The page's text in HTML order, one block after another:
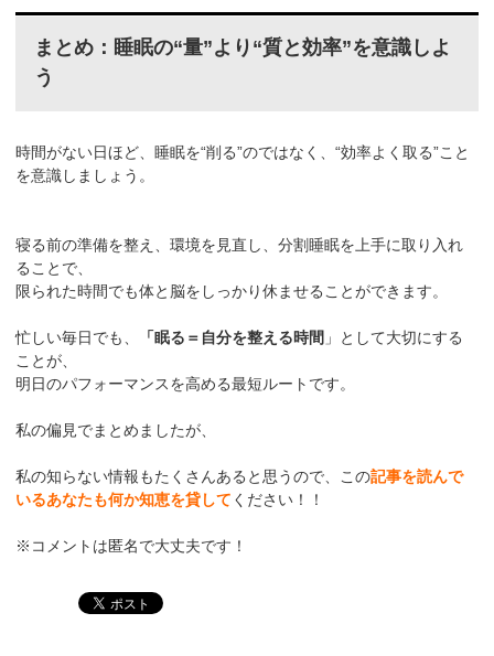
まとめ：睡眠の“量”より“質と効率”を意識しよ
う
時間がない日ほど、睡眠を“削る”のではなく、“効率よく取る”こと
を意識しましょう。
寝る前の準備を整え、環境を見直し、分割睡眠を上手に取り入れ
ることで、
限られた時間でも体と脳をしっかり休ませることができます。
忙しい毎日でも、 「眠る＝自分を整える時間 」として大切にする
ことが、
明日のパフォーマンスを高める最短ルートです。
私の偏見でまとめましたが、
私の知らない情報もたくさんあると思うので、この記事を読んで
いるあなたも何か知恵を貸して ください！！
※コメントは匿名で大丈夫です！